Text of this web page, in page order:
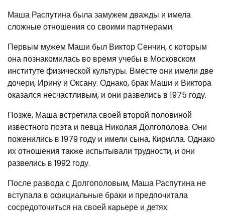
Маша Распутина была замужем дважды и имела
сложные отношения со своими партнерами.
Первым мужем Маши был Виктор Сенчин, с которым
она познакомилась во время учебы в Московском
институте физической культуры. Вместе они имели две
дочери, Ирину и Оксану. Однако, брак Маши и Виктора
оказался несчастливым, и они развелись в 1975 году.
Позже, Маша встретила своей второй половиной
известного поэта и певца Николая Долгополова. Они
поженились в 1979 году и имели сына, Кирилла. Однако
их отношения также испытывали трудности, и они
развелись в 1992 году.
После развода с Долгополовым, Маша Распутина не
вступала в официальные браки и предпочитала
сосредоточиться на своей карьере и детях.